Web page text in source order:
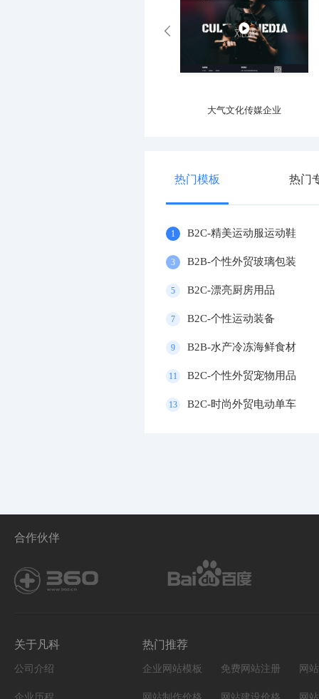
大气文化传媒企业
热门模板 热门
1 B2C-精美运动服运动鞋
3 B2B-个性外贸玻璃包装
5 B2C-漂亮厨房用品
7 B2C-个性运动装备
9 B2B-水产冷冻海鲜食材
11 B2C-个性外贸宠物用品
13 B2C-时尚外贸电动单车
合作伙伴
关于凡科
公司介绍
热门推荐
企业网站模板 免费网站注册 网